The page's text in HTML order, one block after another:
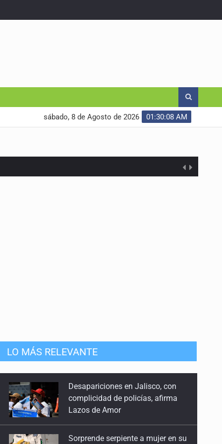
01:30:09 AM
sábado, 8 de Agosto de 2026
LO MÁS RELEVANTE
Sorprende serpiente a mujer en su
domicilio en Santa Teresita
Sheinbaum anticipa más